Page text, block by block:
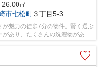
26.00㎡
市七松町３丁目5-3
魅力の徒歩7分の物件。賢く選ぶ
あり、たくさんの洗濯物があっ